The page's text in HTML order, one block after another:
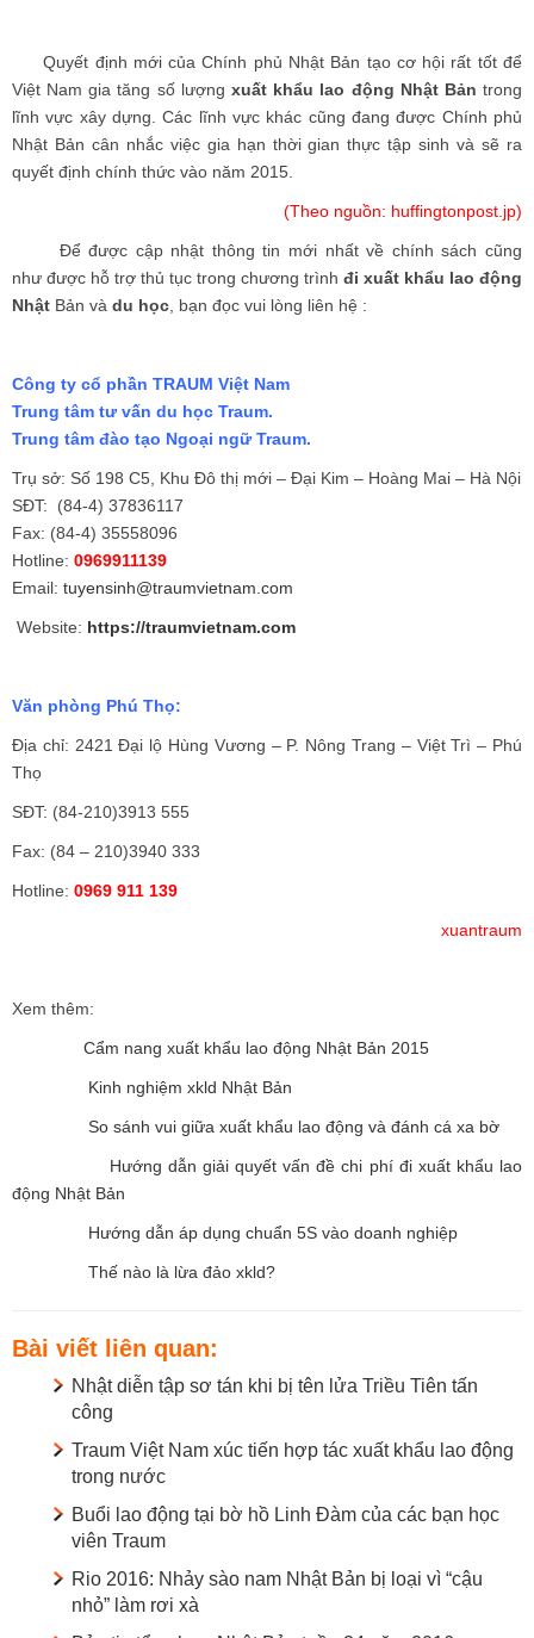
Quyết định mới của Chính phủ Nhật Bản tạo cơ hội rất tốt để
Việt Nam gia tăng số lượng xuất khẩu lao động Nhật Bảntrong
lĩnh vực xây dựng. Các lĩnh vực khác cũng đang được Chính phủ
Nhật Bản cân nhắc việc gia hạn thời gian thực tập sinh và sẽ ra
quyết định chính thức vào năm 2015.
(Theo nguồn: huffingtonpost.jp)
Để được cập nhật thông tin mới nhất về chính sách cũng
như được hỗ trợ thủ tục trong chương trình đi xuất khẩu lao động
Nhật Bản và du học , bạn đọc vui lòng liên hệ :
Công ty cổ phần TRAUM Việt Nam
Trung tâm tư vấn du học Traum.
Trung tâm đào tạo Ngoại ngữ Traum.
Trụ sở: Số 198 C5, Khu Đô thị mới – Đại Kim – Hoàng Mai – Hà Nội
SĐT: (84-4) 37836117
Fax: (84-4) 35558096
Hotline: 0969911139
Email: tuyensinh@traumvietnam.com
Website: https://traumvietnam.com
Văn phòng Phú Thọ:
Địa chỉ: 2421 Đại lộ Hùng Vương – P. Nông Trang – Việt Trì – Phú
Thọ
SĐT: (84-210)3913 555
Fax: (84 – 210)3940 333
Hotline: 0969 911 139
xuantraum
Xem thêm:
Cẩm nang xuất khẩu lao động Nhật Bản 2015
Kinh nghiệm xkld Nhật Bản
So sánh vui giữa xuất khẩu lao động và đánh cá xa bờ
Hướng dẫn giải quyết vấn đề chi phí đi xuất khẩu lao
động Nhật Bản
Hướng dẫn áp dụng chuẩn 5S vào doanh nghiệp
Thế nào là lừa đảo xkld?
Bài viết liên quan:
Nhật diễn tập sơ tán khi bị tên lửa Triều Tiên tấn
công
Traum Việt Nam xúc tiến hợp tác xuất khẩu lao động
trong nước
Buổi lao động tại bờ hồ Linh Đàm của các bạn học
viên Traum
Rio 2016: Nhảy sào nam Nhật Bản bị loại vì “cậu
nhỏ” làm rơi xà